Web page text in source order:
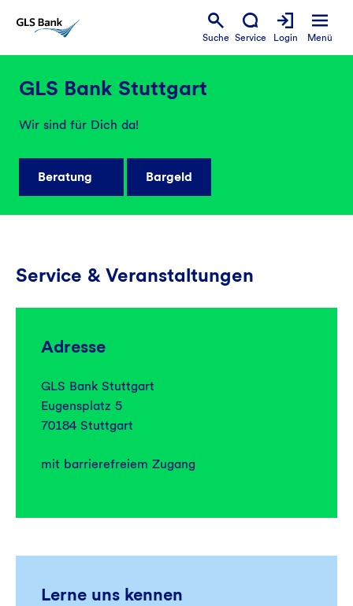
Suche Service Login Menü
GLS Bank Stuttgart
Wir sind für Dich da!
Beratung Bargeld
Service & Veranstaltungen
Adresse
GLS Bank Stuttgart
Eugensplatz 5
70184 Stuttgart
mit barrierefreiem Zugang
Lerne uns kennen